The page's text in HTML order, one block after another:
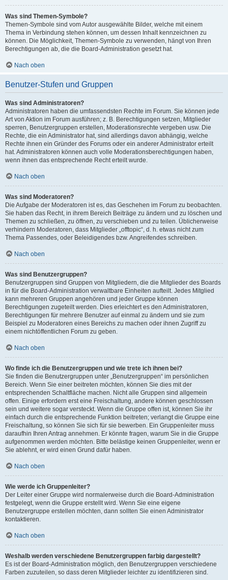
Was sind Themen-Symbole?
Themen-Symbole sind vom Autor ausgewählte Bilder, welche mit einem
Thema in Verbindung stehen können, um dessen Inhalt kennzeichnen zu
können. Die Möglichkeit, Themen-Symbole zu verwenden, hängt von Ihren
Berechtigungen ab, die die Board-Administration gesetzt hat.
Nach oben
Benutzer-Stufen und Gruppen
Was sind Administratoren?
Administratoren haben die umfassendsten Rechte im Forum. Sie können jede
Art von Aktion im Forum ausführen; z. B. Berechtigungen setzen, Mitglieder
sperren, Benutzergruppen erstellen, Moderationsrechte vergeben usw. Die
Rechte, die ein Administrator hat, sind allerdings davon abhängig, welche
Rechte ihnen ein Gründer des Forums oder ein anderer Administrator erteilt
hat. Administratoren können auch volle Moderationsberechtigungen haben,
wenn ihnen das entsprechende Recht erteilt wurde.
Nach oben
Was sind Moderatoren?
Die Aufgabe der Moderatoren ist es, das Geschehen im Forum zu beobachten.
Sie haben das Recht, in ihrem Bereich Beiträge zu ändern und zu löschen und
Themen zu schließen, zu öffnen, zu verschieben und zu teilen. Üblicherweise
verhindern Moderatoren, dass Mitglieder „offtopic“, d. h. etwas nicht zum
Thema Passendes, oder Beleidigendes bzw. Angreifendes schreiben.
Nach oben
Was sind Benutzergruppen?
Benutzergruppen sind Gruppen von Mitgliedern, die die Mitglieder des Boards
in für die Board-Administration verwaltbare Einheiten aufteilt. Jedes Mitglied
kann mehreren Gruppen angehören und jeder Gruppe können
Berechtigungen zugeteilt werden. Dies erleichtert es den Administratoren,
Berechtigungen für mehrere Benutzer auf einmal zu ändern und sie zum
Beispiel zu Moderatoren eines Bereichs zu machen oder ihnen Zugriff zu
einem nichtöffentlichen Forum zu geben.
Nach oben
Wo finde ich die Benutzergruppen und wie trete ich ihnen bei?
Sie finden die Benutzergruppen unter „Benutzergruppen“ im persönlichen
Bereich. Wenn Sie einer beitreten möchten, können Sie dies mit der
entsprechenden Schaltfläche machen. Nicht alle Gruppen sind allgemein
offen. Einige erfordern erst eine Freischaltung, andere können geschlossen
sein und weitere sogar versteckt. Wenn die Gruppe offen ist, können Sie ihr
einfach durch die entsprechende Funktion beitreten; verlangt die Gruppe eine
Freischaltung, so können Sie sich für sie bewerben. Ein Gruppenleiter muss
daraufhin Ihren Antrag annehmen. Er könnte fragen, warum Sie in die Gruppe
aufgenommen werden möchten. Bitte belästige keinen Gruppenleiter, wenn er
Sie ablehnt, er wird einen Grund dafür haben.
Nach oben
Wie werde ich Gruppenleiter?
Der Leiter einer Gruppe wird normalerweise durch die Board-Administration
festgelegt, wenn die Gruppe erstellt wird. Wenn Sie eine eigene
Benutzergruppe erstellen möchten, dann sollten Sie einen Administrator
kontaktieren.
Nach oben
Weshalb werden verschiedene Benutzergruppen farbig dargestellt?
Es ist der Board-Administration möglich, den Benutzergruppen verschiedene
Farben zuzuteilen, so dass deren Mitglieder leichter zu identifizieren sind.